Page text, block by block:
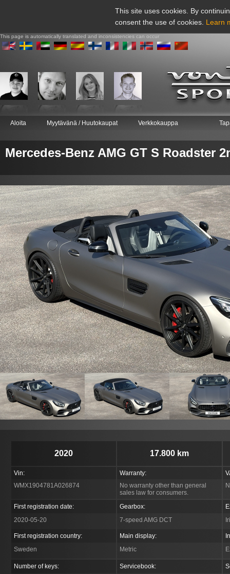
This site uses cookies. By
consent the use of cookies. Learn
This page is automatically translated and inconsistencies can occur
Aloita Myytävänä / Huutokaupat Verkkokauppa
Mercedes-Benz AMG GT S Roadster
2020 17.800 km
Vin:
WMX1904781A026874
Warranty:
No warranty other than general
sales law for consumers.
First registration date:
2020-05-20
First registration country:
Sweden
Gearbox:
7-speed AMG DCT
Main display:
Metric
Number of keys:
Servicebook: